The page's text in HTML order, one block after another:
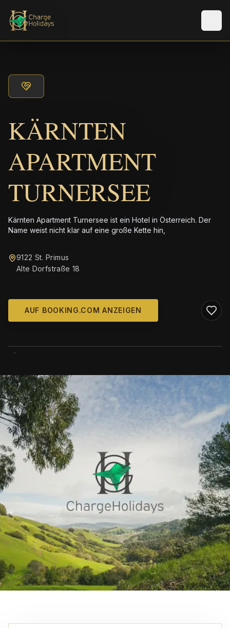
KÄRNTEN
APARTMENT
TURNERSEE
Kärnten Apartment Turnersee ist ein Hotel in Österreich. Der
Name weist nicht klar auf eine große Kette hin,
9122 St. Primus
Alte Dorfstraße 18
AUF BOOKING.COM ANZEIGEN